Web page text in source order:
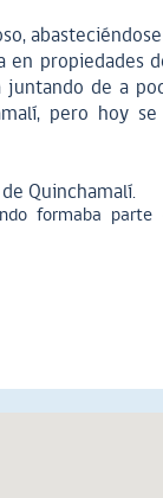
propiedades
de a
pero hoy
Quinchamalí.
formaba